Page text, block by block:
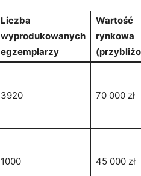
Liczba
wyprodukowanych
egzemplarzy
Wartość
rynkowa
3920 70 000 zł
1000 45 000 zł